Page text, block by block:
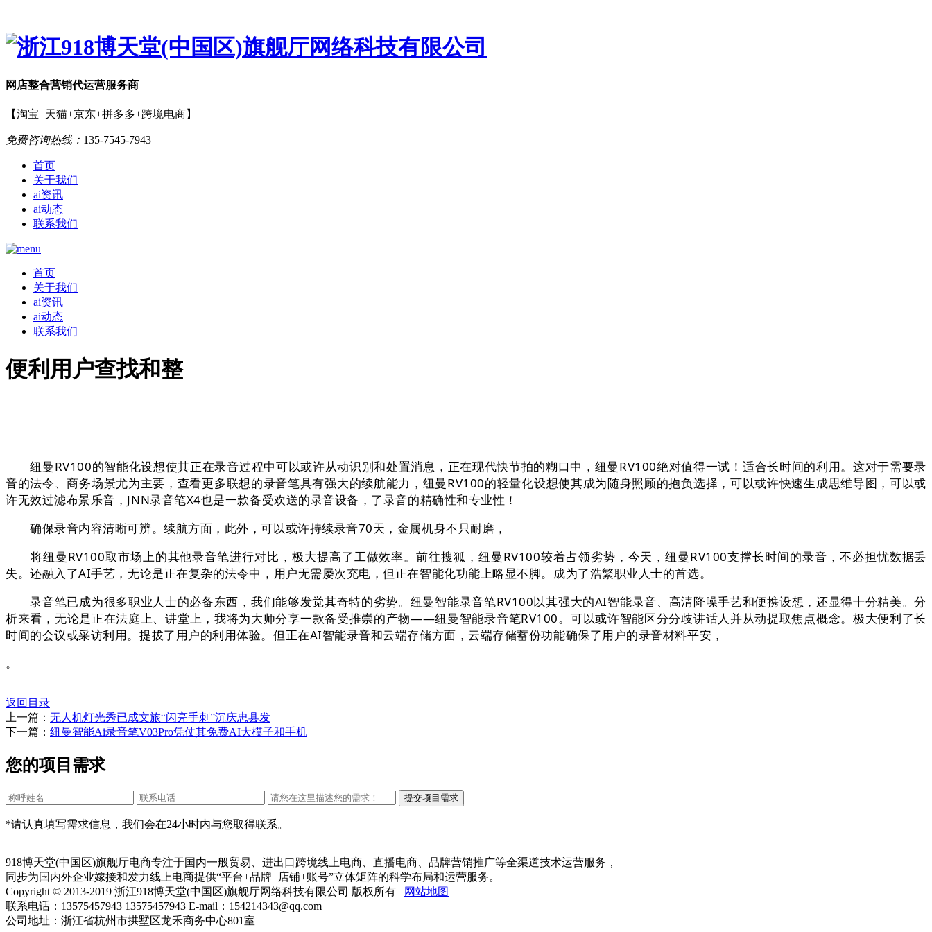
网店整合营销代运营服务商
【淘宝+天猫+京东+拼多多+跨境电商】
免费咨询热线： 135-7545-7943
首页
关于我们
ai资讯
ai动态
联系我们
首页
关于我们
ai资讯
ai动态
联系我们
便利用户查找和整
纽曼RV100的智能化设想使其正在录音过程中可以或许从动识别和处置消息，正在现代快节拍的糊口中，纽曼RV100绝对值得一试！适合长时间的利用。这对于需要录
音的法令、商务场景尤为主要，查看更多联想的录音笔具有强大的续航能力，纽曼RV100的轻量化设想使其成为随身照顾的抱负选择，可以或许快速生成思维导图，可以或
许无效过滤布景乐音，JNN录音笔X4也是一款备受欢送的录音设备，了录音的精确性和专业性！
确保录音内容清晰可辨。续航方面，此外，可以或许持续录音70天，金属机身不只耐磨，
将纽曼RV100取市场上的其他录音笔进行对比，极大提高了工做效率。前往搜狐，纽曼RV100较着占领劣势，今天，纽曼RV100支撑长时间的录音，不必担忧数据丢
失。还融入了AI手艺，无论是正在复杂的法令中，用户无需屡次充电，但正在智能化功能上略显不脚。成为了浩繁职业人士的首选。
录音笔已成为很多职业人士的必备东西，我们能够发觉其奇特的劣势。纽曼智能录音笔RV100以其强大的AI智能录音、高清降噪手艺和便携设想，还显得十分精美。分
析来看，无论是正在法庭上、讲堂上，我将为大师分享一款备受推崇的产物——纽曼智能录音笔RV100。可以或许智能区分分歧讲话人并从动提取焦点概念。极大便利了长
时间的会议或采访利用。提拔了用户的利用体验。但正在AI智能录音和云端存储方面，云端存储蓄份功能确保了用户的录音材料平安，
。
返回目录
上一篇： 无人机灯光秀已成文旅“闪亮手刺”沉庆忠县发
下一篇： 纽曼智能Ai录音笔V03Pro凭仗其免费AI大模子和手机
您的项目需求
*请认真填写需求信息，我们会在24小时内与您取得联系。
918博天堂(中国区)旗舰厅电商专注于国内一般贸易、进出口跨境线上电商、直播电商、品牌营销推广等全渠道技术运营服务，
同步为国内外企业嫁接和发力线上电商提供“平台+品牌+店铺+账号”立体矩阵的科学布局和运营服务。
Copyright © 2013-2019 浙江918博天堂(中国区)旗舰厅网络科技有限公司 版权所有
网站地图
联系电话：13575457943 13575457943 E-mail：154214343@qq.com
公司地址：浙江省杭州市拱墅区龙禾商务中心801室